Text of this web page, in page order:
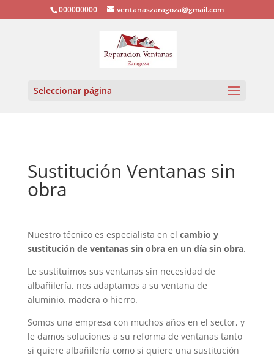
000000000 ventanaszaragoza@gmail.com
Seleccionar página
Sustitución Ventanas sin
obra
Nuestro técnico es especialista en el cambio y
sustitución de ventanas sin obra en un día sin obra.
Le sustituimos sus ventanas sin necesidad de
albañilería, nos adaptamos a su ventana de
aluminio, madera o hierro.
Somos una empresa con muchos años en el sector, y
le damos soluciones a su reforma de ventanas tanto
si quiere albañilería como si quiere una sustitución